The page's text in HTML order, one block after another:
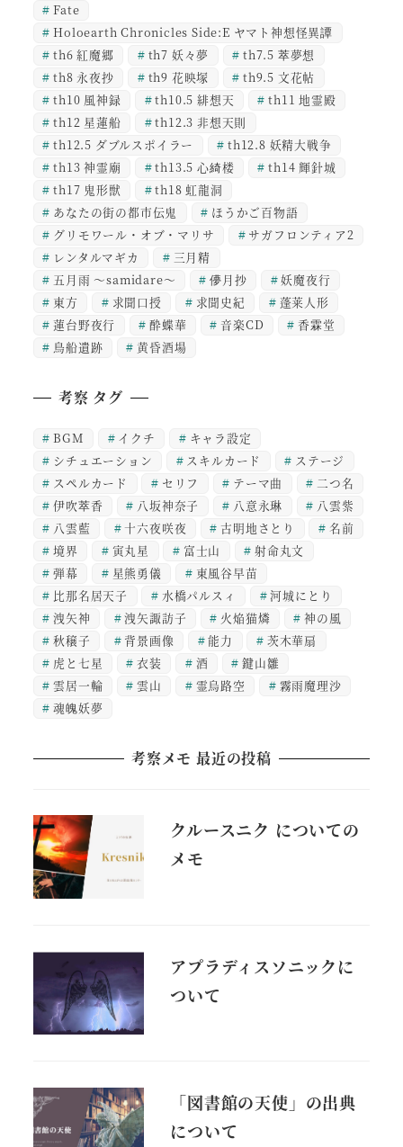
Fate
Holoearth Chronicles Side:E ヤマト神想怪異譚
th6 紅魔郷
th7 妖々夢
th7.5 萃夢想
th8 永夜抄
th9 花映塚
th9.5 文花帖
th10 風神録
th10.5 緋想天
th11 地霊殿
th12 星蓮船
th12.3 非想天則
th12.5 ダブルスポイラー
th12.8 妖精大戦争
th13 神霊廟
th13.5 心綺楼
th14 輝針城
th17 鬼形獣
th18 虹龍洞
あなたの街の都市伝鬼
ほうかご百物語
グリモワール・オブ・マリサ
サガフロンティア2
レンタルマギカ
三月精
五月雨 ～samidare～
儚月抄
妖魔夜行
東方
求聞口授 求聞史紀
蓬莱人形
蓮台野夜行
酔蝶華 音楽CD
香霖堂
鳥船遺跡
黄昏酒場
考察 タグ
BGM イクチ
キャラ設定
シチュエーション
スキルカード
ステージ
スペルカード
セリフ テーマ曲
二つ名
伊吹萃香
八坂神奈子 八意永琳
八雲紫
八雲藍
十六夜咲夜 古明地さとり
名前
境界
寅丸星 富士山
射命丸文
弾幕
星熊勇儀
東風谷早苗
比那名居天子
水橋パルスィ
河城にとり
洩矢神
洩矢諏訪子 火焔猫燐
神の風
秋穣子
背景画像 能力
茨木華扇
虎と七星
衣装 酒
鍵山雛
雲居一輪
雲山 霊烏路空
霧雨魔理沙
魂魄妖夢
考察メモ 最近の投稿
クルースニク についての
メモ
アプラディスソニックに
ついて
「図書館の天使」の出典
について